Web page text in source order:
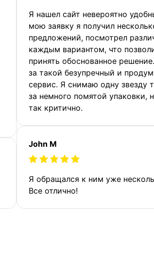
Я нашел сайт невероятно
мою заявку я получил
предложений, посмотрел
каждым вариантом, что
принять обоснованное
за такой безупречный и
сервис. Я снимаю одну звезду
за немного помятой упаковки,
так критично.
John M
Я обращался к ним уже
Все отлично!